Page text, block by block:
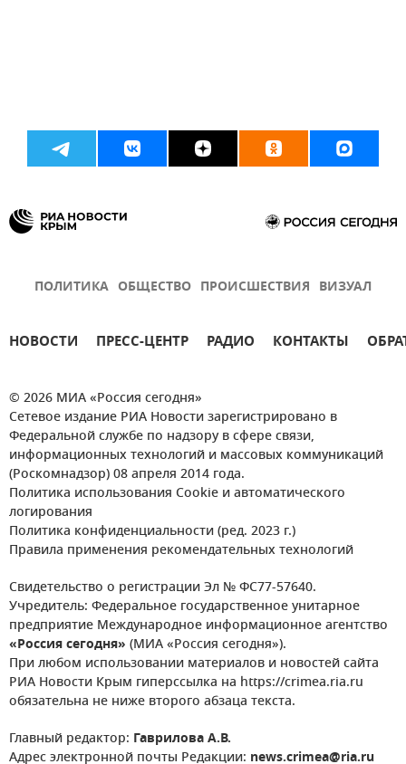
ПОЛИТИКА ОБЩЕСТВО ПРОИСШЕСТВИЯ ВИЗУАЛ
НОВОСТИ ПРЕСС-ЦЕНТР РАДИО КОНТАКТЫ
© 2026 МИА «Россия сегодня»
Сетевое издание РИА Новости зарегистрировано в
Федеральной службе по надзору в сфере связи,
информационных технологий и массовых коммуникаций
(Роскомнадзор) 08 апреля 2014 года.
Политика использования Cookie и автоматического
логирования
Политика конфиденциальности (ред. 2023 г.)
Правила применения рекомендательных технологий
Свидетельство о регистрации Эл № ФС77-57640.
Учредитель: Федеральное государственное унитарное
предприятие Международное информационное агентство
«Россия сегодня» (МИА «Россия сегодня»).
При любом использовании материалов и новостей сайта
РИА Новости Крым гиперссылка на https://crimea.ria.ru
обязательна не ниже второго абзаца текста.
Главный редактор: Гаврилова А.В.
Адрес электронной почты Редакции: news.crimea@ria.ru